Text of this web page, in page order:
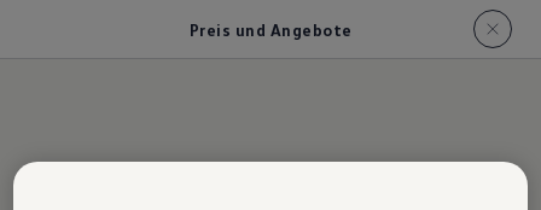
Preis und Angebote